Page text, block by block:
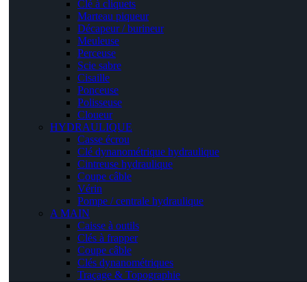
Clé à cliquets
Marteau piqueur
Décapeur / burineur
Meuleuse
Perceuse
Scie sabre
Cisaille
Ponceuse
Polisseuse
Cloueur
HYDRAULIQUE
Casse écrou
Clé dynanométrique hydraulique
Cintreuse hydraulique
Coupe câble
Vérin
Pompe / centrale hydraulique
A MAIN
Caisse à outils
Clés à frapper
Coupe câble
Clés dynanométriques
Traçage & Topographie